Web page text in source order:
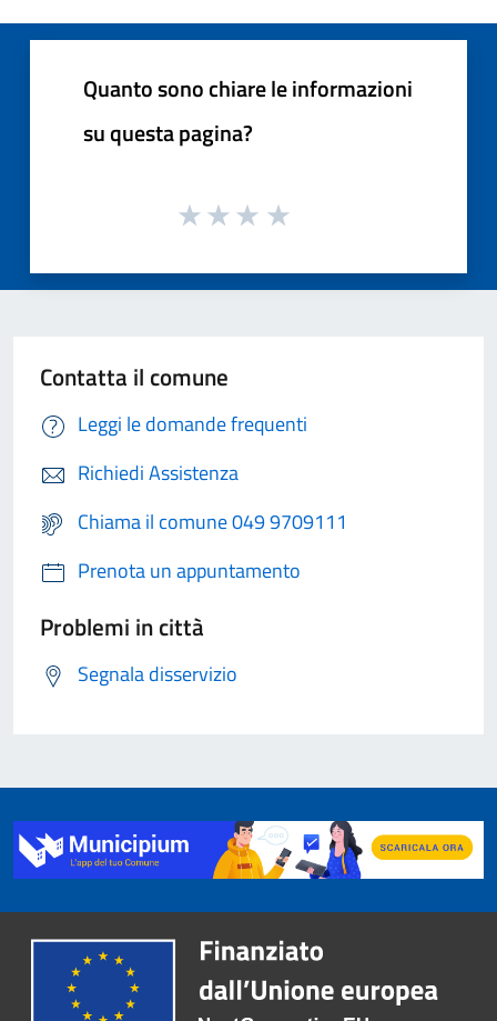
Quanto sono chiare le informazioni
su questa pagina?
Contatta il comune
Leggi le domande frequenti
Richiedi Assistenza
Chiama il comune 049 9709111
Prenota un appuntamento
Problemi in città
Segnala disservizio